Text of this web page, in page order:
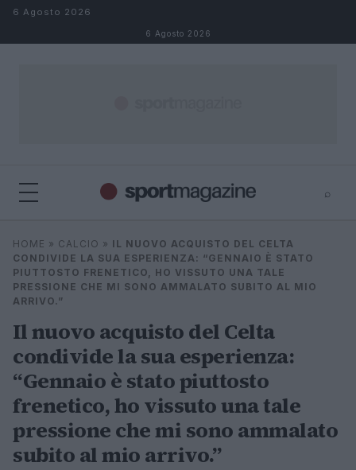
Salta al contenuto
6 Agosto 2026
6 Agosto 2026
⌕
Cerca
HOME » CALCIO » IL NUOVO ACQUISTO DEL CELTA
CONDIVIDE LA SUA ESPERIENZA: “GENNAIO È STATO
PIUTTOSTO FRENETICO, HO VISSUTO UNA TALE
PRESSIONE CHE MI SONO AMMALATO SUBITO AL MIO
ARRIVO.”
Il nuovo acquisto del Celta
condivide la sua esperienza:
“Gennaio è stato piuttosto
frenetico, ho vissuto una tale
pressione che mi sono ammalato
subito al mio arrivo.”